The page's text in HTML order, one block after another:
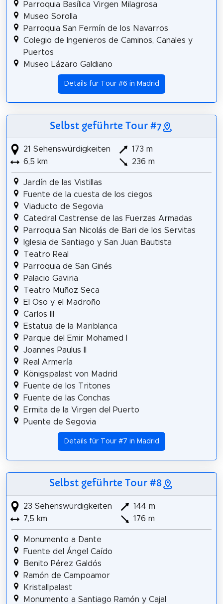
Parroquia Basílica Virgen Milagrosa
Museo Sorolla
Parroquia San Fermín de los Navarros
Colegio de Ingenieros de Caminos, Canales y
Puertos
Museo Lázaro Galdiano
Details für Tour #6 in Madrid
Selbst geführte Tour #7
21 Sehenswürdigkeiten
6,5 km
173 m
236 m
Jardín de las Vistillas
Fuente de la cuesta de los ciegos
Viaducto de Segovia
Catedral Castrense de las Fuerzas Armadas
Parroquia San Nicolás de Bari de los Servitas
Iglesia de Santiago y San Juan Bautista
Teatro Real
Parroquia de San Ginés
Palacio Gaviria
Teatro Muñoz Seca
El Oso y el Madroño
Carlos III
Estatua de la Mariblanca
Parque del Emir Mohamed I
Joannes Paulus II
Real Armería
Königspalast von Madrid
Fuente de los Tritones
Fuente de las Conchas
Ermita de la Virgen del Puerto
Puente de Segovia
Details für Tour #7 in Madrid
Selbst geführte Tour #8
23 Sehenswürdigkeiten
7,5 km
144 m
176 m
Monumento a Dante
Fuente del Ángel Caído
Benito Pérez Galdós
Ramón de Campoamor
Kristallpalast
Monumento a Santiago Ramón y Cajal